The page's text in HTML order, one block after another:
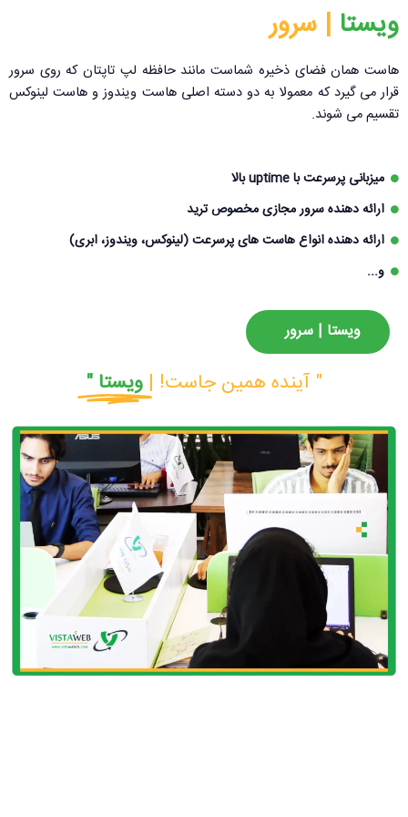
ویستا ‌ | سرور
هاست همان فضای ذخیره شماست مانند حافظه لپ تاپتان که روی سرور
قرار می گیرد که معمولا به دو دسته اصلی هاست ویندوز و هاست لینوکس
تقسیم می شوند.
میزبانی پرسرعت با uptime بالا
ارائه دهنده سرور مجازی مخصوص ترید
ارائه دهنده انواع هاست های پرسرعت (لینوکس، ویندوز، ابری)
و...
ویستا | سرور
" آینده همین جاست! | ویستا "